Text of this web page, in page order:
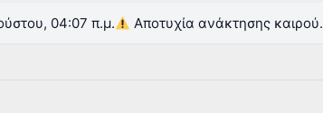
04:07 π.μ. Αποτυχία ανάκτησης καιρού.